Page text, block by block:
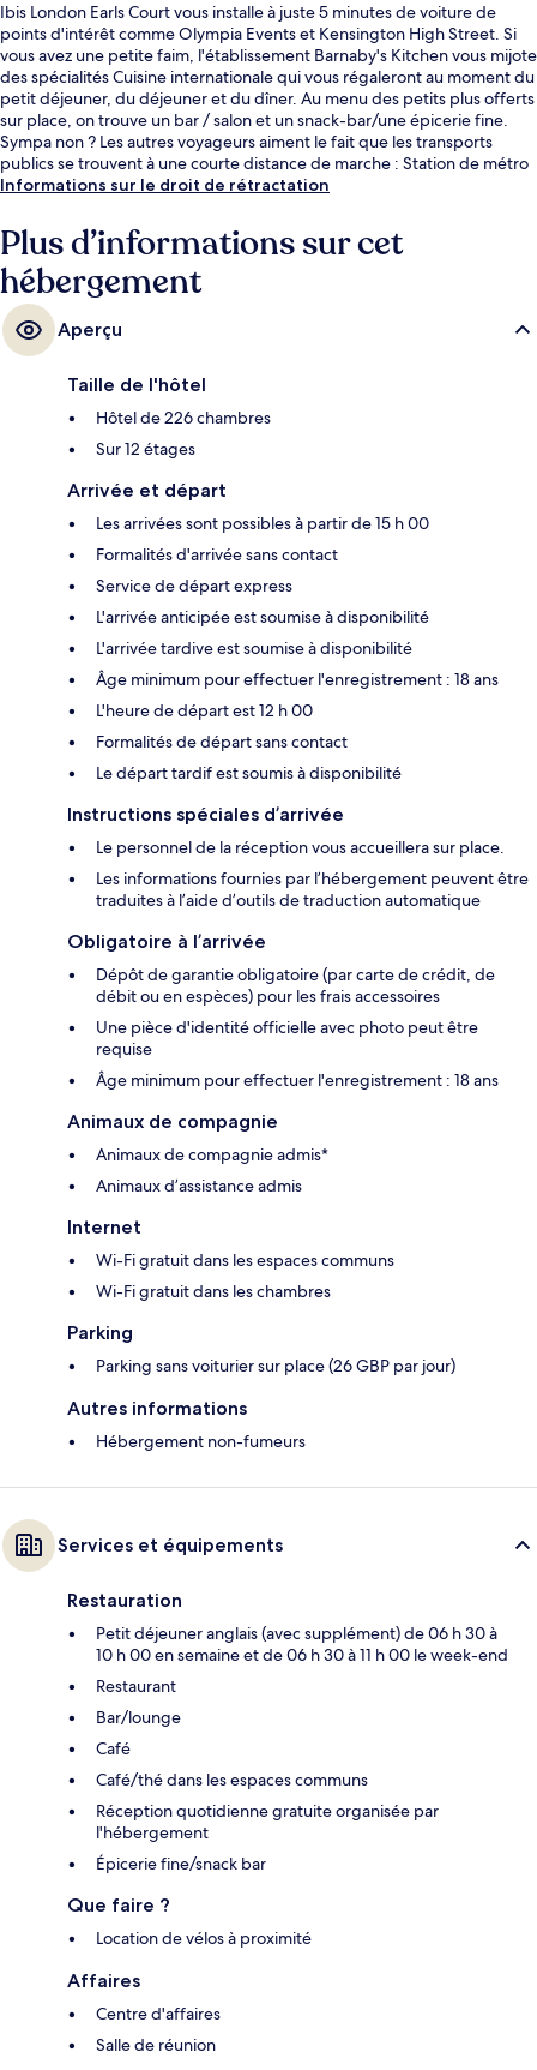
Ibis London Earls Court vous installe à juste 5 minutes de voiture de
points d'intérêt comme Olympia Events et Kensington High Street. Si
vous avez une petite faim, l'établissement Barnaby's Kitchen vous mijote
des spécialités Cuisine internationale qui vous régaleront au moment du
petit déjeuner, du déjeuner et du dîner. Au menu des petits plus offerts
sur place, on trouve un bar / salon et un snack-bar/une épicerie fine.
Sympa non ? Les autres voyageurs aiment le fait que les transports
publics se trouvent à une courte distance de marche : Station de métro
West Brompton est à 5 minutes à pied et Station de métro Earl's Court, à
Informations sur le droit de rétractation
Plus d’informations sur cet
hébergement
Aperçu
Taille de l'hôtel
Hôtel de 226 chambres
Sur 12 étages
Arrivée et départ
Les arrivées sont possibles à partir de 15 h 00
Formalités d'arrivée sans contact
Service de départ express
L'arrivée anticipée est soumise à disponibilité
L'arrivée tardive est soumise à disponibilité
Âge minimum pour effectuer l'enregistrement : 18 ans
L'heure de départ est 12 h 00
Formalités de départ sans contact
Le départ tardif est soumis à disponibilité
Instructions spéciales d’arrivée
Le personnel de la réception vous accueillera sur place.
Les informations fournies par l’hébergement peuvent être
traduites à l’aide d’outils de traduction automatique
Obligatoire à l’arrivée
Dépôt de garantie obligatoire (par carte de crédit, de
débit ou en espèces) pour les frais accessoires
Une pièce d'identité officielle avec photo peut être
requise
Âge minimum pour effectuer l'enregistrement : 18 ans
Animaux de compagnie
Animaux de compagnie admis*
Animaux d’assistance admis
Internet
Wi-Fi gratuit dans les espaces communs
Wi-Fi gratuit dans les chambres
Parking
Parking sans voiturier sur place (26 GBP par jour)
Autres informations
Hébergement non-fumeurs
Services et équipements
Restauration
Petit déjeuner anglais (avec supplément) de 06 h 30 à
10 h 00 en semaine et de 06 h 30 à 11 h 00 le week-end
Restaurant
Bar/lounge
Café
Café/thé dans les espaces communs
Réception quotidienne gratuite organisée par
l'hébergement
Épicerie fine/snack bar
Que faire ?
Location de vélos à proximité
Affaires
Centre d'affaires
Salle de réunion